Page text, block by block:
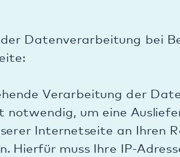
Tagen der Fall. Eine
IP-Adresse aber gelöscht
so dass eine Zuordnung des
und Beseitigungsmöglichkeit
Webseite:
Daten zur Bereitstellung der